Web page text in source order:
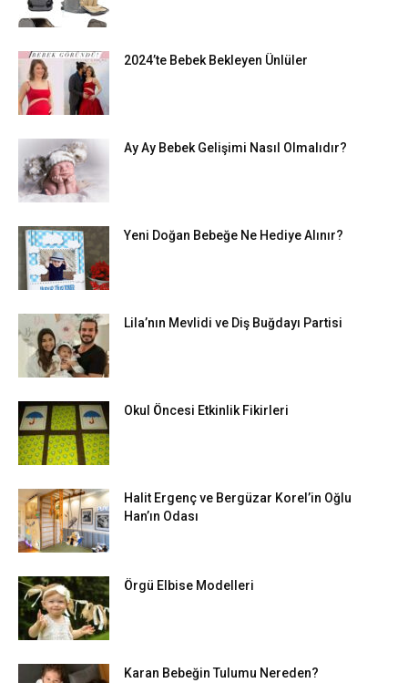
2024’te Bebek Bekleyen Ünlüler
Ay Ay Bebek Gelişimi Nasıl Olmalıdır?
Yeni Doğan Bebeğe Ne Hediye Alınır?
Lila’nın Mevlidi ve Diş Buğdayı Partisi
Okul Öncesi Etkinlik Fikirleri
Halit Ergenç ve Bergüzar Korel’in Oğlu
Han’ın Odası
Örgü Elbise Modelleri
Karan Bebeğin Tulumu Nereden?